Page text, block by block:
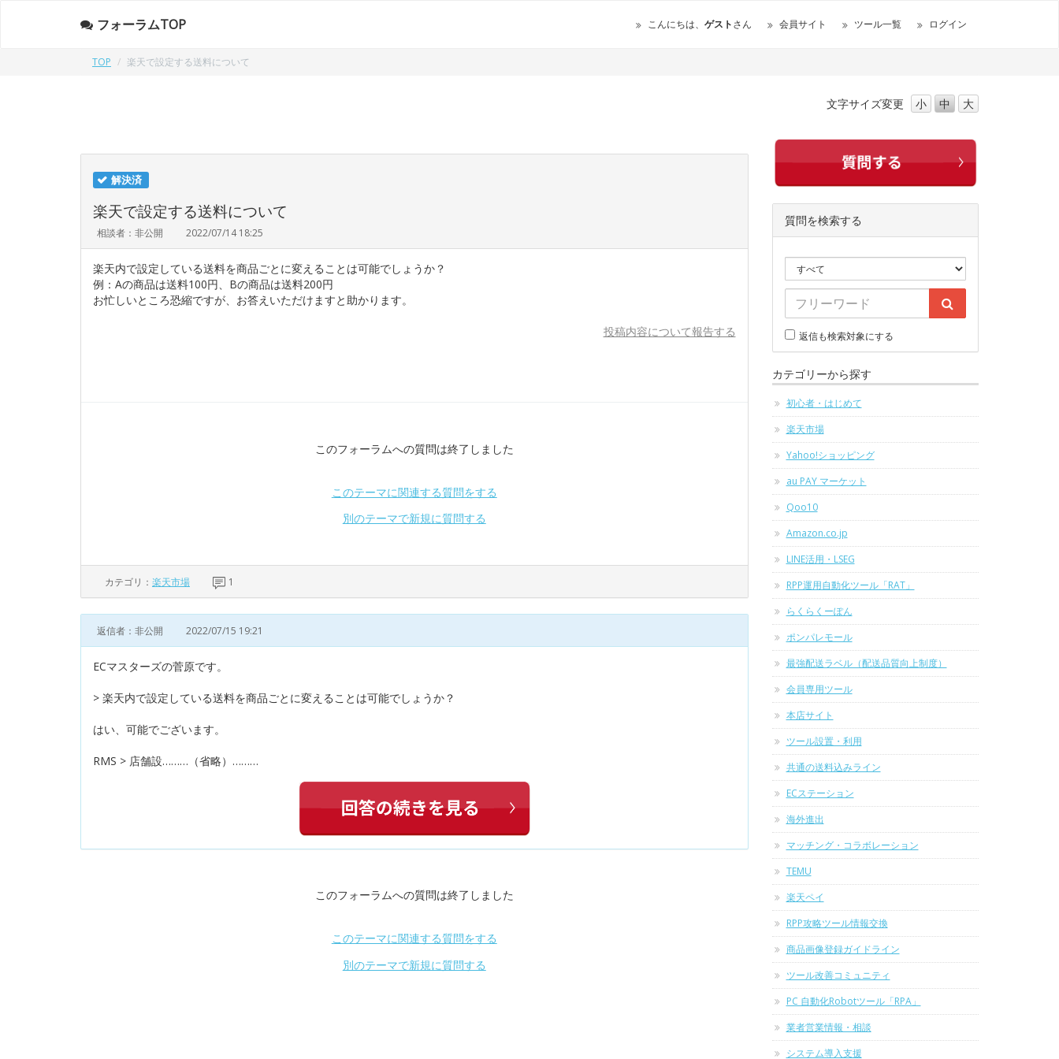
フォーラムTOP こんにちは、 ゲストさん 会員サイト ツール一覧 ログイン
TOP 楽天で設定する送料について
文字サイズ変更 小 中 大
解決済
楽天で設定する送料について
相談者：非公開 2022/07/14 18:25
楽天内で設定している送料を商品ごとに変えることは可能でしょうか？
例：Aの商品は送料100円、Bの商品は送料200円
お忙しいところ恐縮ですが、お答えいただけますと助かります。
投稿内容について報告する
このフォーラムへの質問は終了しました
このテーマに関連する質問をする
別のテーマで新規に質問する
カテゴリ： 楽天市場 1
返信者：非公開 2022/07/15 19:21
ECマスターズの菅原です。
> 楽天内で設定している送料を商品ごとに変えることは可能でしょうか？
はい、可能でございます。
RMS > 店舗設………（省略）………
このフォーラムへの質問は終了しました
このテーマに関連する質問をする
別のテーマで新規に質問する
質問を検索する
返信も検索対象にする
カテゴリーから探す
初心者・はじめて
楽天市場
Yahoo!ショッピング
au PAY マーケット
Qoo10
Amazon.co.jp
LINE活用・LSEG
RPP運用自動化ツール「RAT」
らくらくーぽん
ポンパレモール
最強配送ラベル（配送品質向上制度）
会員専用ツール
本店サイト
ツール設置・利用
共通の送料込みライン
ECステーション
海外進出
マッチング・コラボレーション
TEMU
楽天ペイ
RPP攻略ツール情報交換
商品画像登録ガイドライン
ツール改善コミュニティ
PC 自動化Robotツール「RPA」
業者営業情報・相談
システム導入支援